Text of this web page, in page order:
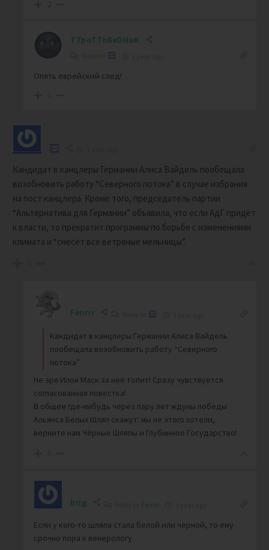
2
TTpoTToBeDHuK
Опять еврейский след!
Кандидат в канцлеры Германии Алиса Вайдель пообещала
возобновить работу “Северного потока” в случае избрания
на пост канцлера. Кроме того, председатель партии
“Альтернатива для Германии” объявила, что если АдГ придёт
к власти, то прекратит программы по борьбе с изменениями
климата и “снесёт все ветряные мельницы”.
Fenrir
Кандидат в канцлеры Германии Алиса Вайдель
пообещала возобновить работу “Северного
потока”
Не зря Илон Маск за неё топит! Сразу чувствуется
согласованная повестка!
В общем где-нибудь через пару лет ждуны победы
Альянса Белых Шляп скажут: мы не этого хотели,
верните нам Чёрные Шляпы и Глубинное Государство!
brig Fenrir
Если у кого-то шляпа стала белой или черной, то ему
срочно пора к венерологу.